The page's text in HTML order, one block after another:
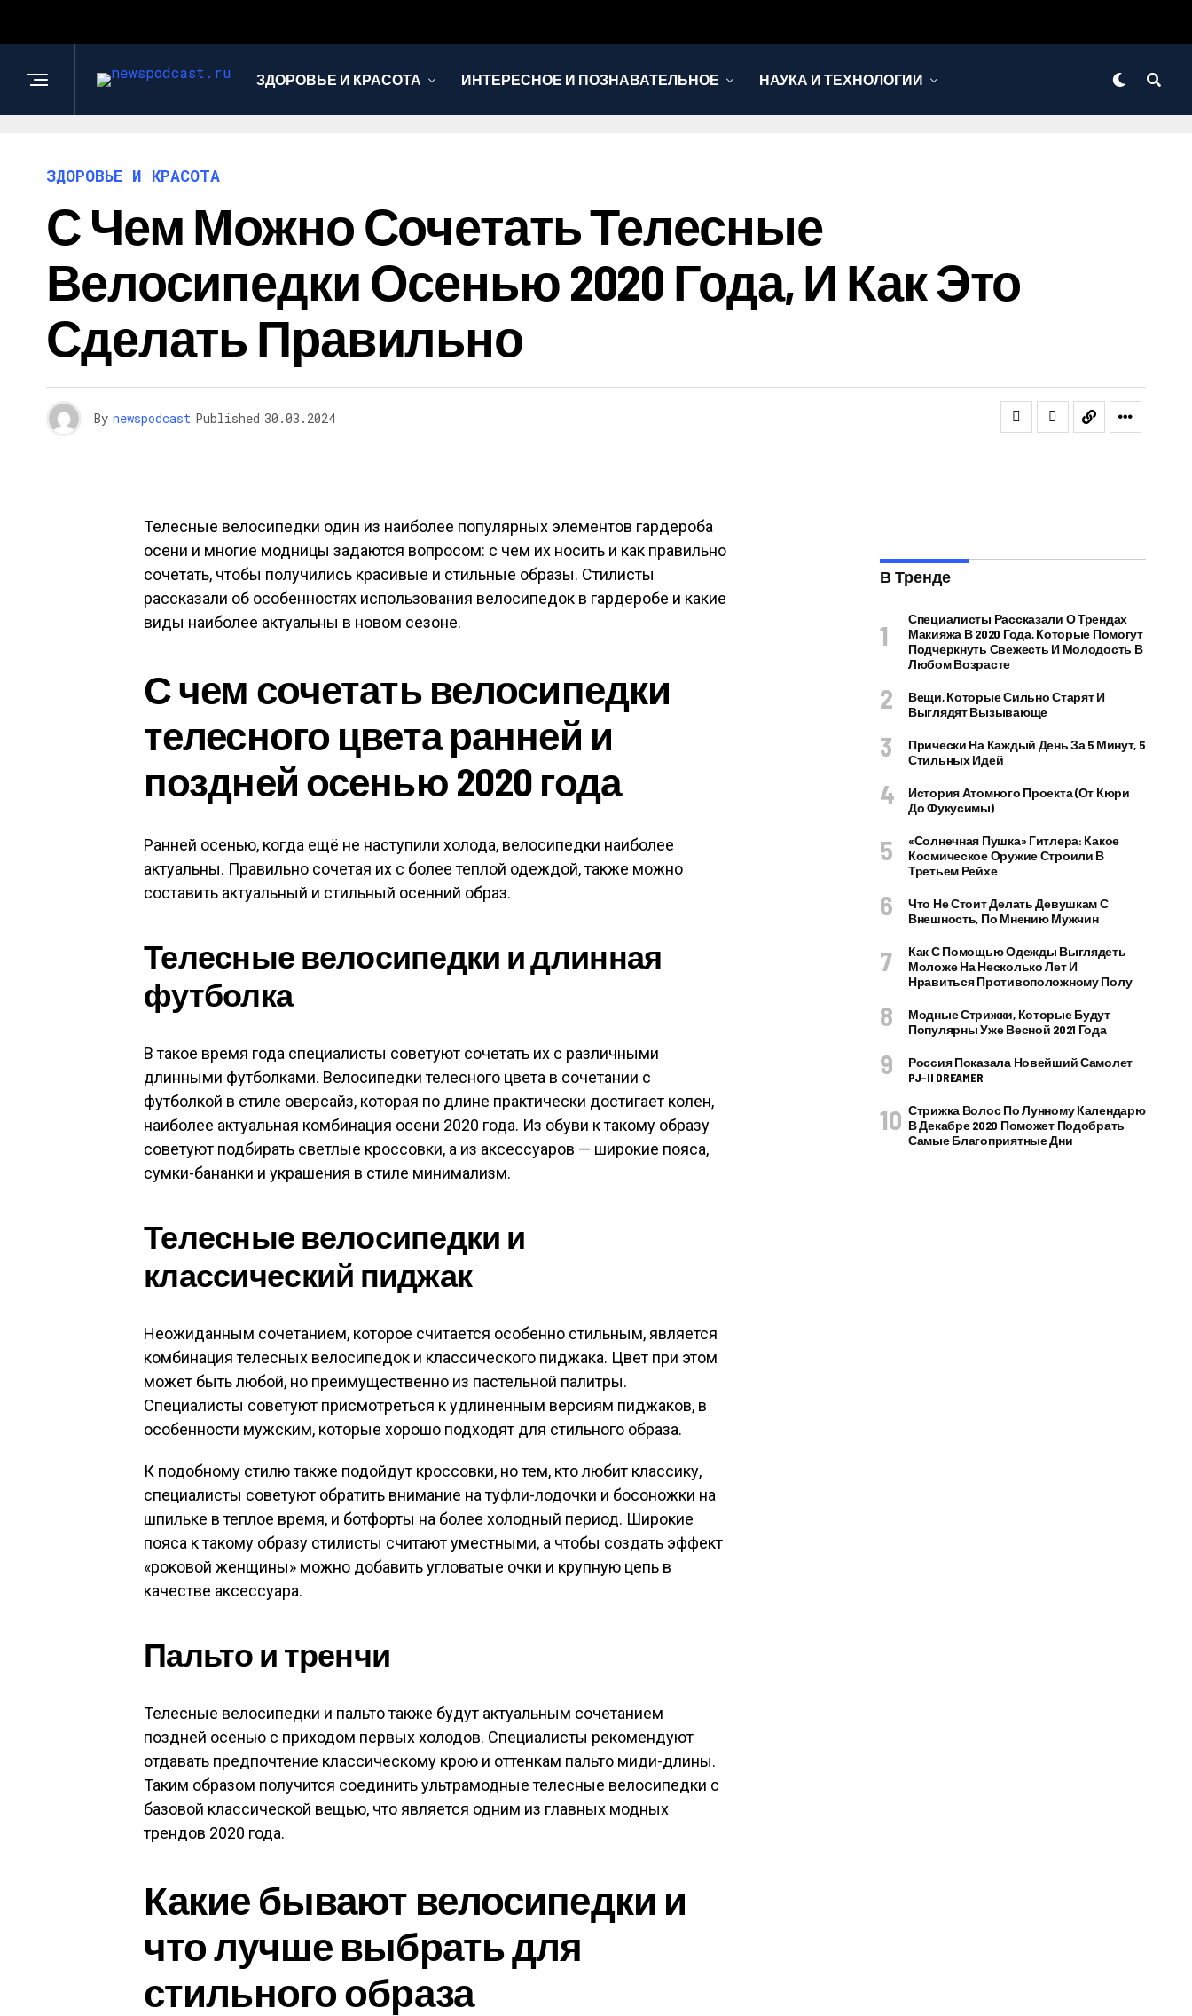
ЗДОРОВЬЕ И КРАСОТА ИНТЕРЕСНОЕ И ПОЗНАВАТЕЛЬНОЕ НАУКА И ТЕХНОЛОГИИ
ЗДОРОВЬЕ И КРАСОТА
С Чем Можно Сочетать Телесные
Велосипедки Осенью 2020 Года, И Как Это
Сделать Правильно
By newspodcast Published 30.03.2024
Телесные велосипедки один из наиболее популярных элементов гардероба
осени и многие модницы задаются вопросом: с чем их носить и как правильно
сочетать, чтобы получились красивые и стильные образы. Стилисты
рассказали об особенностях использования велосипедок в гардеробе и какие
виды наиболее актуальны в новом сезоне.
С чем сочетать велосипедки
телесного цвета ранней и
поздней осенью 2020 года
Ранней осенью, когда ещё не наступили холода, велосипедки наиболее
актуальны. Правильно сочетая их с более теплой одеждой, также можно
составить актуальный и стильный осенний образ.
Телесные велосипедки и длинная
футболка
В такое время года специалисты советуют сочетать их с различными
длинными футболками. Велосипедки телесного цвета в сочетании с
футболкой в стиле оверсайз, которая по длине практически достигает колен,
наиболее актуальная комбинация осени 2020 года. Из обуви к такому образу
советуют подбирать светлые кроссовки, а из аксессуаров — широкие пояса,
сумки-бананки и украшения в стиле минимализм.
Телесные велосипедки и
классический пиджак
Неожиданным сочетанием, которое считается особенно стильным, является
комбинация телесных велосипедок и классического пиджака. Цвет при этом
может быть любой, но преимущественно из пастельной палитры.
Специалисты советуют присмотреться к удлиненным версиям пиджаков, в
особенности мужским, которые хорошо подходят для стильного образа.
К подобному стилю также подойдут кроссовки, но тем, кто любит классику,
специалисты советуют обратить внимание на туфли-лодочки и босоножки на
шпильке в теплое время, и ботфорты на более холодный период. Широкие
пояса к такому образу стилисты считают уместными, а чтобы создать эффект
«роковой женщины» можно добавить угловатые очки и крупную цепь в
качестве аксессуара.
Пальто и тренчи
Телесные велосипедки и пальто также будут актуальным сочетанием
поздней осенью с приходом первых холодов. Специалисты рекомендуют
отдавать предпочтение классическому крою и оттенкам пальто миди-длины.
Таким образом получится соединить ультрамодные телесные велосипедки с
базовой классической вещью, что является одним из главных модных
трендов 2020 года.
Какие бывают велосипедки и
что лучше выбрать для
стильного образа
В Тренде
Специалисты Рассказали О Трендах
Макияжа В 2020 Года, Которые Помогут
Подчеркнуть Свежесть И Молодость В
Любом Возрасте
Вещи, Которые Сильно Старят И
Выглядят Вызывающе
Прически На Каждый День За 5 Минут, 5
Стильных Идей
История Атомного Проекта (от Кюри
До Фукусимы)
«Солнечная Пушка» Гитлера: Какое
Космическое Оружие Строили В
Третьем Рейхе
Что Не Стоит Делать Девушкам С
Внешность, По Мнению Мужчин
Как С Помощью Одежды Выглядеть
Моложе На Несколько Лет И
Нравиться Противоположному Полу
Модные Стрижки, Которые Будут
Популярны Уже Весной 2021 Года
Россия Показала Новейший Самолет
PJ–II DREAMER
Стрижка Волос По Лунному Календарю
В Декабре 2020 Поможет Подобрать
Самые Благоприятные Дни